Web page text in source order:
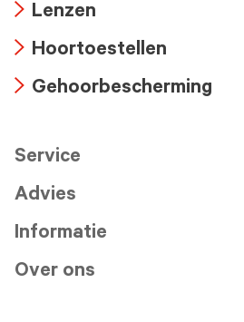
icon
icon
Lenzen
icon
Hoortoestellen
Gehoorbescherming
Service
Advies
Informatie
Over ons